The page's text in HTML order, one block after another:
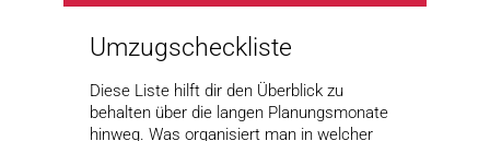
Umzugscheckliste
Diese Liste hilft dir den Überblick zu
behalten über die langen Planungsmonate
hinweg. Was organisiert man in welcher